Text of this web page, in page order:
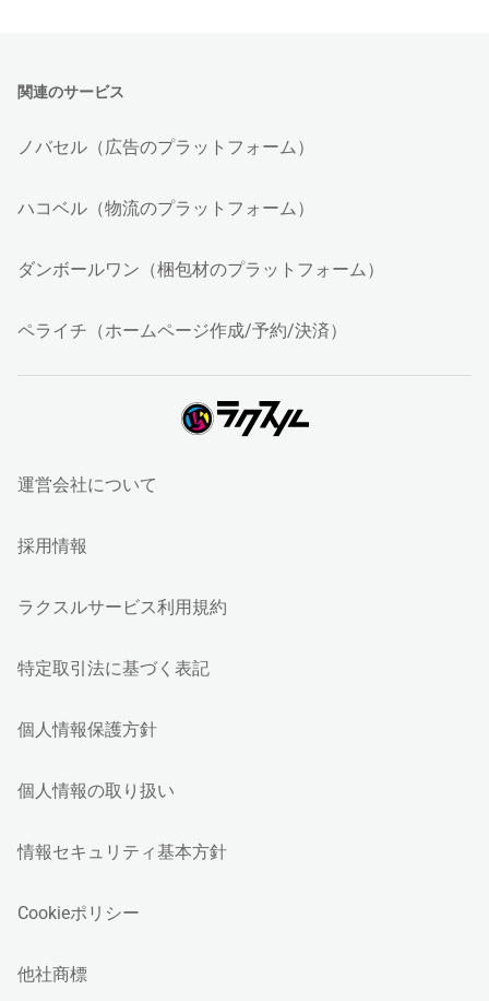
関連のサービス
ノバセル（広告のプラットフォーム）
ハコベル（物流のプラットフォーム）
ダンボールワン（梱包材のプラットフォーム）
ペライチ（ホームページ作成/予約/決済）
運営会社について
採用情報
ラクスルサービス利用規約
特定取引法に基づく表記
個人情報保護方針
個人情報の取り扱い
情報セキュリティ基本方針
Cookieポリシー
他社商標